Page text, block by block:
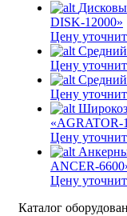
DISK-12000»
Цену
Цену
Цену
«AGRATOR-
Цену
ANCER-
Цену
Каталог